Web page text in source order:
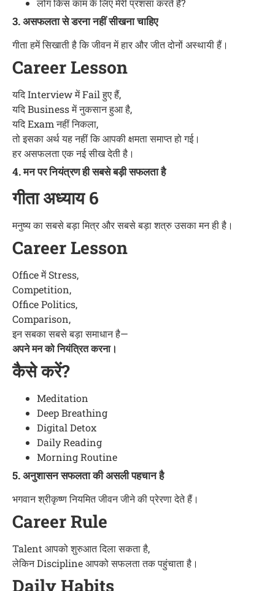
लोग किस काम के लिए मेरी प्रशंसा करते हैं?
3. असफलता से डरना नहीं सीखना चाहिए
गीता हमें सिखाती है कि जीवन में हार और जीत दोनों अस्थायी हैं।
Career Lesson
यदि Interview में Fail हुए हैं,
यदि Business में नुकसान हुआ है,
यदि Exam नहीं निकला,
तो इसका अर्थ यह नहीं कि आपकी क्षमता समाप्त हो गई।
हर असफलता एक नई सीख देती है।
4. मन पर नियंत्रण ही सबसे बड़ी सफलता है
गीता अध्याय 6
मनुष्य का सबसे बड़ा मित्र और सबसे बड़ा शत्रु उसका मन ही है।
Career Lesson
Office में Stress,
Competition,
Office Politics,
Comparison,
इन सबका सबसे बड़ा समाधान है—
अपने मन को नियंत्रित करना।
कैसे करें?
Meditation
Deep Breathing
Digital Detox
Daily Reading
Morning Routine
5. अनुशासन सफलता की असली पहचान है
भगवान श्रीकृष्ण नियमित जीवन जीने की प्रेरणा देते हैं।
Career Rule
Talent आपको शुरुआत दिला सकता है,
लेकिन Discipline आपको सफलता तक पहुंचाता है।
Daily Habits